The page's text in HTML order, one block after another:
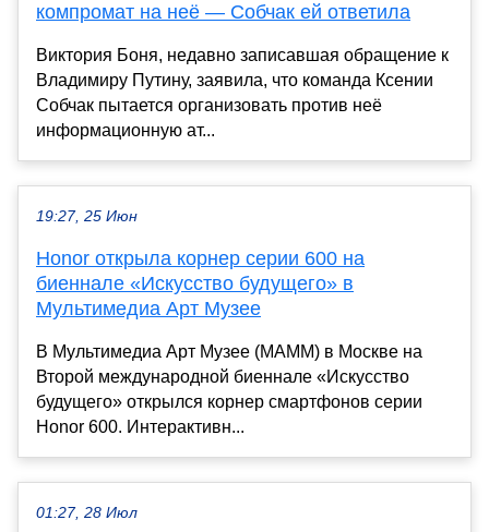
компромат на неё — Собчак ей ответила
Виктория Боня, недавно записавшая обращение к
Владимиру Путину, заявила, что команда Ксении
Собчак пытается организовать против неё
информационную ат...
19:27, 25 Июн
Honor открыла корнер серии 600 на
биеннале «Искусство будущего» в
Мультимедиа Арт Музее
В Мультимедиа Арт Музее (МАММ) в Москве на
Второй международной биеннале «Искусство
будущего» открылся корнер смартфонов серии
Honor 600. Интерактивн...
01:27, 28 Июл